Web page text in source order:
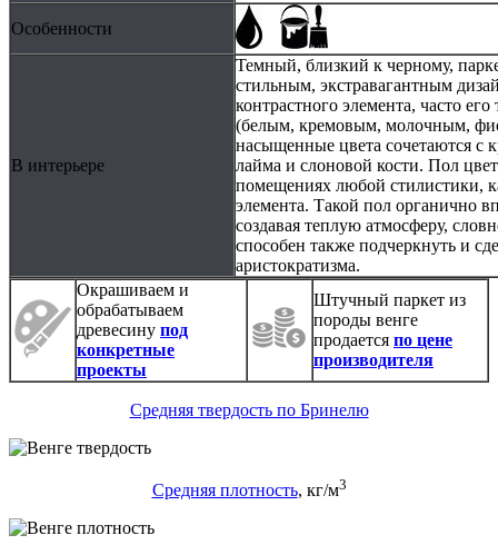
Особенности
В интерьере
Темный, близкий к черному,
стильным, экстравагантным
контрастного элемента, часто
(белым, кремовым, молочным,
насыщенные цвета сочетаются с
лайма и слоновой кости. Пол
помещениях любой стилистики,
элемента. Такой пол органично
создавая теплую атмосферу,
способен также подчеркнуть и
аристократизма.
Окрашиваем и
обрабатываем
древесину под
конкретные
проекты
Штучный паркет из
породы венге
продается по цене
производителя
Средняя твердость по Бринелю
Средняя плотность, кг/м3